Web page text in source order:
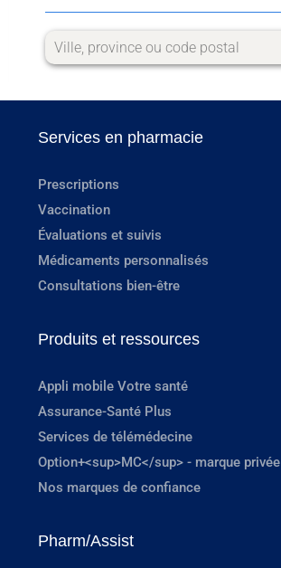
Services en pharmacie
Prescriptions
Vaccination
Évaluations et suivis
Médicaments personnalisés
Consultations bien-être
Produits et ressources
Appli mobile Votre santé
Assurance-Santé Plus
Services de télémédecine
Option+<sup>MC</sup> - marque privée
Nos marques de confiance
Pharm/Assist